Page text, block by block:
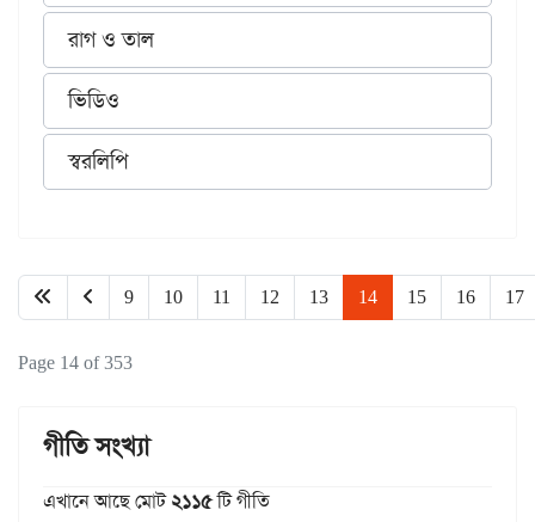
রাগ ও তাল
ভিডিও
স্বরলিপি
9 10 11 12 13 14 15 16 17
Page 14 of 353
গীতি সংখ্যা
এখানে আছে মোট২১১৫টি গীতি